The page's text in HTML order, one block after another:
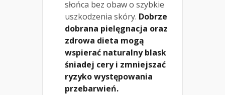
słońca bez obaw o szybkie
uszkodzenia skóry. Dobrze
dobrana pielęgnacja oraz
zdrowa dieta mogą
wspierać naturalny blask
śniadej cery i zmniejszać
ryzyko występowania
przebarwień.